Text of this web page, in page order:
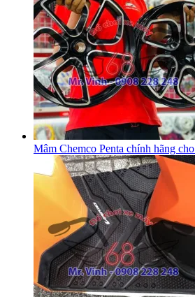
Mâm Chemco Penta chính hãng